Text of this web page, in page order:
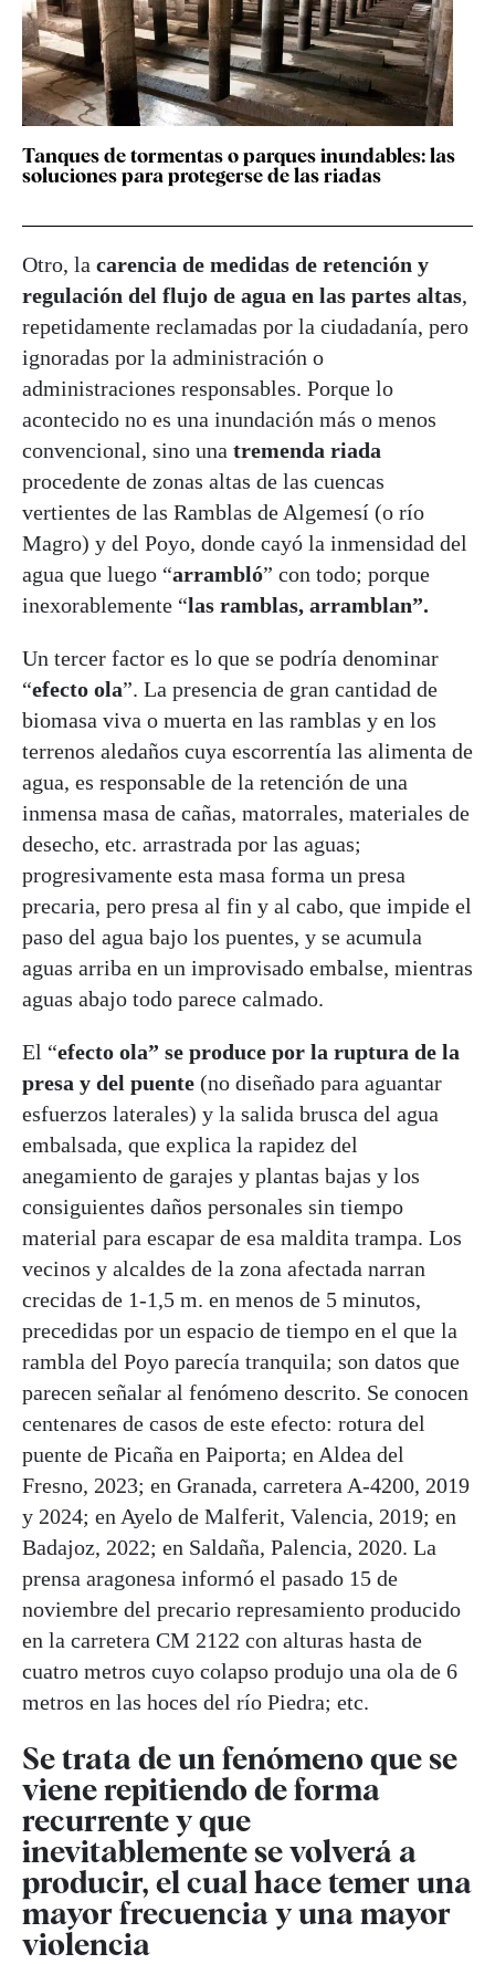
Tanques de tormentas o parques inundables: las
soluciones para protegerse de las riadas
Otro, la carencia de medidas de retención y
regulación del flujo de agua en las partes altas,
repetidamente reclamadas por la ciudadanía, pero
ignoradas por la administración o
administraciones responsables. Porque lo
acontecido no es una inundación más o menos
convencional, sino una tremenda riada
procedente de zonas altas de las cuencas
vertientes de las Ramblas de Algemesí (o río
Magro) y del Poyo, donde cayó la inmensidad del
agua que luego “arrambló” con todo; porque
inexorablemente “las ramblas, arramblan”.
Un tercer factor es lo que se podría denominar
“efecto ola”. La presencia de gran cantidad de
biomasa viva o muerta en las ramblas y en los
terrenos aledaños cuya escorrentía las alimenta de
agua, es responsable de la retención de una
inmensa masa de cañas, matorrales, materiales de
desecho, etc. arrastrada por las aguas;
progresivamente esta masa forma un presa
precaria, pero presa al fin y al cabo, que impide el
paso del agua bajo los puentes, y se acumula
aguas arriba en un improvisado embalse, mientras
aguas abajo todo parece calmado.
El “efecto ola” se produce por la ruptura de la
presa y del puente (no diseñado para aguantar
esfuerzos laterales) y la salida brusca del agua
embalsada, que explica la rapidez del
anegamiento de garajes y plantas bajas y los
consiguientes daños personales sin tiempo
material para escapar de esa maldita trampa. Los
vecinos y alcaldes de la zona afectada narran
crecidas de 1-1,5 m. en menos de 5 minutos,
precedidas por un espacio de tiempo en el que la
rambla del Poyo parecía tranquila; son datos que
parecen señalar al fenómeno descrito. Se conocen
centenares de casos de este efecto: rotura del
puente de Picaña en Paiporta; en Aldea del
Fresno, 2023; en Granada, carretera A-4200, 2019
y 2024; en Ayelo de Malferit, Valencia, 2019; en
Badajoz, 2022; en Saldaña, Palencia, 2020. La
prensa aragonesa informó el pasado 15 de
noviembre del precario represamiento producido
en la carretera CM 2122 con alturas hasta de
cuatro metros cuyo colapso produjo una ola de 6
metros en las hoces del río Piedra; etc.
Se trata de un fenómeno que se
viene repitiendo de forma
recurrente y que
inevitablemente se volverá a
producir, el cual hace temer una
mayor frecuencia y una mayor
violencia